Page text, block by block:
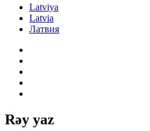
Latviya
Latvia
Латвия
Rəy yaz